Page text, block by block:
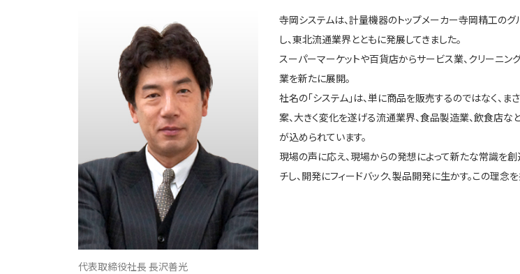
代表取締役社長 長沢善光
寺岡システムは、計量機器のトップメーカー寺岡精工の
し、東北流通業界とともに発展してきました。
スーパーマーケットや百貨店からサービス業、クリーニン
業を新たに展開。
社名の「システム」は、単に商品を販売するのではなく、ま
案、大きく変化を遂げる流通業界、食品製造業、飲食店
が込められています。
現場の声に応え、現場からの発想によって新たな常識を創
チし、開発にフィードバック、製品開発に生かす。この理念